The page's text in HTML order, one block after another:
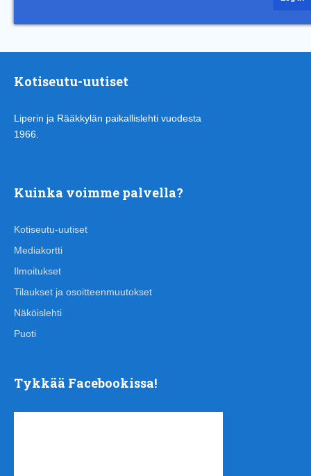
Kotiseutu-uutiset
Liperin ja Rääkkylän paikallislehti vuodesta
1966.
Kuinka voimme palvella?
Kotiseutu-uutiset
Mediakortti
Ilmoitukset
Tilaukset ja osoitteenmuutokset
Näköislehti
Puoti
Tykkää Facebookissa!